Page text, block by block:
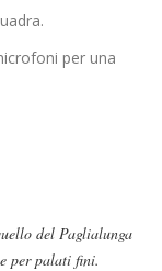
per una
del Paglialunga
per palati fini.